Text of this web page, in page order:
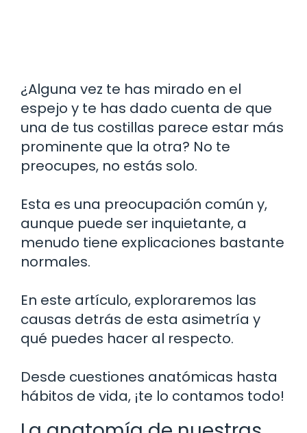
¿Alguna vez te has mirado en el
espejo y te has dado cuenta de que
una de tus costillas parece estar más
prominente que la otra? No te
preocupes, no estás solo.
Esta es una preocupación común y,
aunque puede ser inquietante, a
menudo tiene explicaciones bastante
normales.
En este artículo, exploraremos las
causas detrás de esta asimetría y
qué puedes hacer al respecto.
Desde cuestiones anatómicas hasta
hábitos de vida, ¡te lo contamos todo!